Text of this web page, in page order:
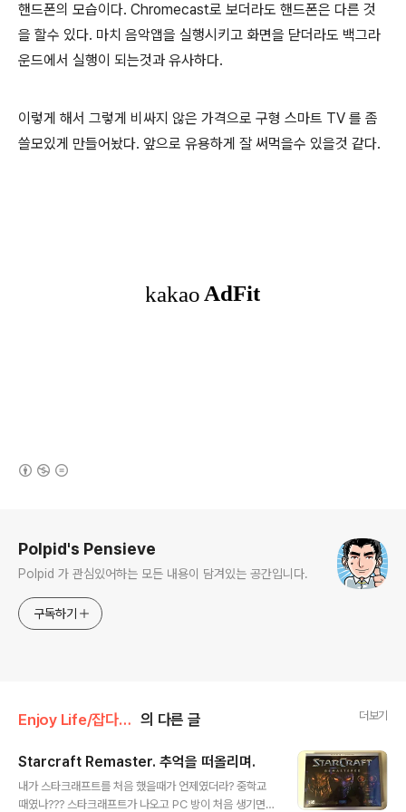
핸드폰의 모습이다. Chromecast로 보더라도 핸드폰은 다른 것
을 할수 있다. 마치 음악앱을 실행시키고 화면을 닫더라도 백그라
운드에서 실행이 되는것과 유사하다.
이렇게 해서 그렇게 비싸지 않은 가격으로 구형 스마트 TV 를 좀
쓸모있게 만들어놨다. 앞으로 유용하게 잘 써먹을수 있을것 같다.
Polpid's Pensieve
Polpid 가 관심있어하는 모든 내용이 담겨있는 공간입니다.
구독하기
Enjoy Life/잡다구레 의 다른 글 더보기
Starcraft Remaster. 추억을 떠올리며.
내가 스타크래프트를 처음 했을때가 언제였더라? 중학교
때였나??? 스타크래프트가 나오고 PC 방이 처음 생기면서